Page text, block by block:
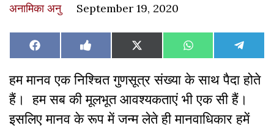
अनामिका अनु September 19, 2020
Share
on
Facebook Share
on
Like
on
Share
on
X
(Twitter)
Share
on
WhatsAppShare
on
हम मानव एक निश्चित गुणसूत्र संख्या के साथ पैदा होते
हैं। हम सब की मूलभूत आवश्यकताएं भी एक सी हैं।
इसलिए मानव के रूप में जन्म लेते ही मानवाधिकार हमें